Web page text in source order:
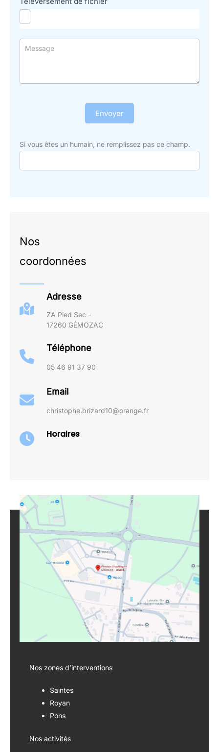
Envoyer
Si vous êtes un humain, ne remplissez pas ce champ.
Nos
coordonnées
Adresse
ZA Pied Sec -
17260 GÉMOZAC
Téléphone
05 46 91 37 90
Email
christophe.brizard10@orange.fr
Horaires
Nos zones d’interventions
Saintes
Royan
Pons
Nos activités